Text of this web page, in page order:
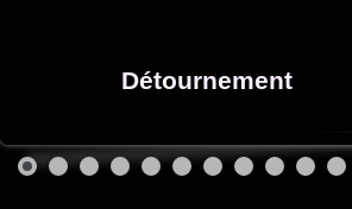
Détournement